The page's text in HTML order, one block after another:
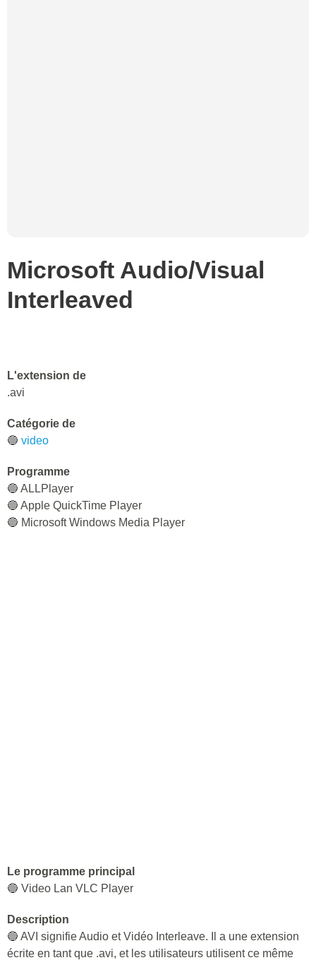
Microsoft Audio/Visual
Interleaved
L'extension de
.avi
Catégorie de
🔵 video
Programme
🔵 ALLPlayer
🔵 Apple QuickTime Player
🔵 Microsoft Windows Media Player
Le programme principal
🔵 Video Lan VLC Player
Description
🔵 AVI signifie Audio et Vidéo Interleave. Il a une extension
écrite en tant que .avi, et les utilisateurs utilisent ce même